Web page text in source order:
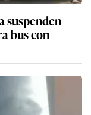
suspenden
bus con